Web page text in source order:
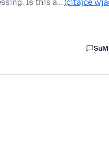
Is this a… (čitajće